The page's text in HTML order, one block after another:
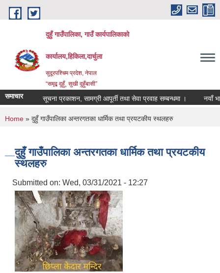
Skip to main content
दुहुँ गाउँपालिका, गाउँ कार्यपालिकाको
कार्यालय,हिकिला,दार्चुला
सुदूरपश्चिम प्रदेश, नेपाल
“समृद्ब दुहुँ¸ सुखी दुहुँबासी”
समाचार सूचना प्रकाशन, सामग्री आपूर्ती तथा सेवा प्रवाह सम्बन्धमा । नयाँ भाडादर
You are here
Home » दुहुँ गाउँपालिका अन्तरगतका धार्मिक तथा प्रयटकीय स्थलहरु
दुहुँ गाउँपालिका अन्तरगतका धार्मिक तथा प्रयटकीय
स्थलहरु
Submitted on: Wed, 03/31/2021 - 12:27